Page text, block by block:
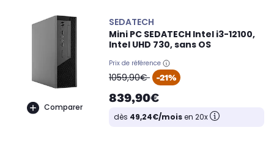
Comparer
SEDATECH
Mini PC SEDATECH Intel i3-12100,
Intel UHD 730, sans OS
Prix de référence
oldPrice
1059,90€ -21%
839,90€
dès 49,24€/moisen 20x